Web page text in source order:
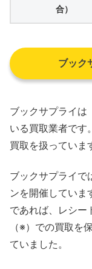
合）
ブック
ブックサプライは
いる買取業者です
買取を扱っていま
ブックサプライで
ンを開催していま
であれば、レシー
（※）での買取を
ていました。